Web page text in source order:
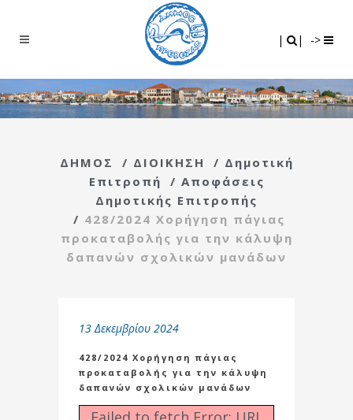
| | ->
ΔΗΜΟΣ / ΔΙΟΙΚΗΣΗ / Δημοτική
Επιτροπή
/ Αποφάσεις
Δημοτικής Επιτροπής
/ 428/2024 Χορήγηση πάγιας
προκαταβολής για την κάλυψη
δαπανών σχολικών μανάδων
13 Δεκεμβρίου 2024
428/2024 Χορήγηση πάγιας
προκαταβολής για την κάλυψη
δαπανών σχολικών μανάδων